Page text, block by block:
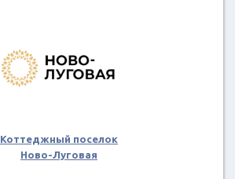
Коттеджный поселок
Ново-Луговая